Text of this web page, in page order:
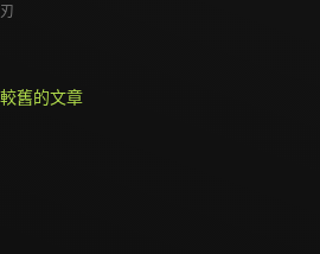
刃
文
較舊的文章